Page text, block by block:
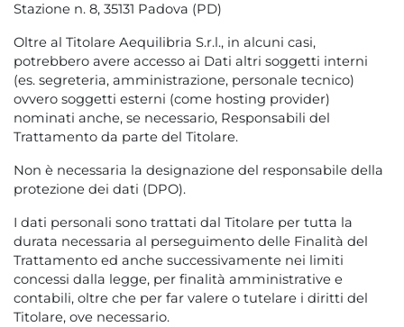
Stazione n. 8, 35131 Padova (PD)
Oltre al Titolare Aequilibria S.r.l., in alcuni casi,
potrebbero avere accesso ai Dati altri soggetti interni
(es. segreteria, amministrazione, personale tecnico)
ovvero soggetti esterni (come hosting provider)
nominati anche, se necessario, Responsabili del
Trattamento da parte del Titolare.
Non è necessaria la designazione del responsabile della
protezione dei dati (DPO).
I dati personali sono trattati dal Titolare per tutta la
durata necessaria al perseguimento delle Finalità del
Trattamento ed anche successivamente nei limiti
concessi dalla legge, per finalità amministrative e
contabili, oltre che per far valere o tutelare i diritti del
Titolare, ove necessario.